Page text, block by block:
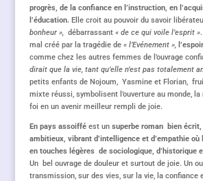
progrès, de la confiance en l’instruction, en
l’éducation. Elle croit au pouvoir du savoir
bonheur », débarrassant « de ce qui voile l’esprit »
mal créé par la tragédie de« l’Evénement »,
comme chez les autres femmes de l’ouvrage
dirait que la vie, tant qu’elle n’est pas totalement
petits enfants de Nojoum, Yasmine et Florian,
mixte réussi, symbolisent l’ouverture au monde,
foi en un avenir meilleur rempli de joie.
En pays assoiffé est un superbe roman bien
ambitieux, vibrant d’intelligence et d’empathie
en touches légères de sociologique, d’historique
Un bel ouvrage de douleur et surtout de joie. Un
transmission, sur des vies, sur la vie, la confiance